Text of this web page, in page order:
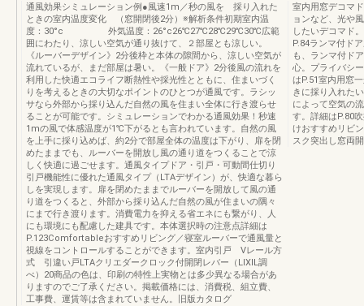
通風効果シミュレーション例●風速1m／秒の風を 採り入れた
ときの室内温度変化 （窓開閉後2分）※解析条件初期室内温
度：30°c 外気温度：26°c26℃27℃28℃29℃30℃広範
囲にわたり、涼しい空気が通り抜けて、２部屋とも涼しい。
《ルーバーデザイン》2分後枠と本体の隙間から、涼しい空気が
流れているが、まだ部屋は暑い。《一般ドア》2分後風の流れを
利用した快適エコライフ断熱性や採光性とともに、住まいづく
りを考えるときの大切なポイントのひとつが通風です。ラシッ
サなら外部から採り込んだ自然の風を住まい全体に行き渡らせ
ることが可能です。シミュレーションでわかる通風効果！秒速
1mの風で体感温度が1℃下がるとも言われています。自然の風
を上手に採り込めば、約2分で部屋全体の温度は下がり、扉を閉
めたままでも、ルーバーを開放し風の通り道をつくることで涼
しく快適に過ごせます。通風タイプドア・引戸・可動間仕切り
引戸機能性に優れた通風タイプ（LTAデザイン）が、快適な暮ら
しを実現します。扉を閉めたままでルーバーを開放して風の通
り道をつくると、外部から採り込んだ自然の風が住まいの隅々
にまで行き渡ります。消費電力を抑える省エネにも繋がり、人
にも環境にも配慮した建具です。本体選択時の注意点詳細は
P.123Comfortableおすすめリビング／寝室ルーバーで通風量と
視線をコントロールすることができます。室内引戸 Vレール方
式 引違い戸LTAクリエダークロック付開閉レバー（LIXIL調
べ）20商品の色は、印刷の特性上実物とは多少異なる場合があ
りますのでご了承ください。掲載価格には、消費税、組立費、
工事費、運賃等は含まれていません。旧版カタログ
室内用窓デコマ
ョンなど、光や
したいデコマド
P.84ランマ付ド
も、ランマ付ド
心。プライバシ
はP.51室内用窓
きに採り入れた
によって空気の
す。詳細はP.80
けおすすめリビ
スク突出し窓両